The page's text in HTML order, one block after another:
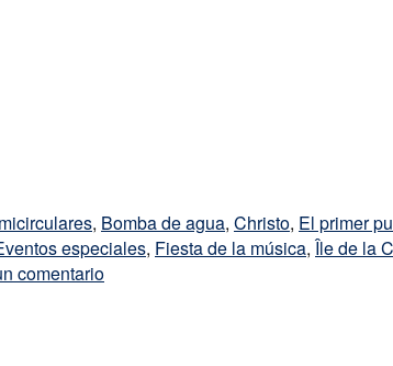
, Bomba de agua, Christo, El primer
especiales, Fiesta de la música, Île de la
comentario